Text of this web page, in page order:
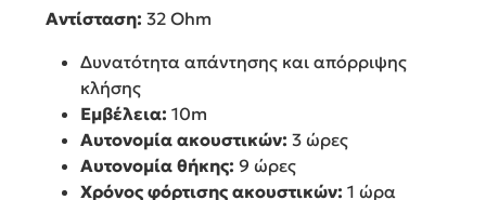
Αντίσταση: 32 Ohm
Δυνατότητα απάντησης και απόρριψης
κλήσης
Εμβέλεια: 10m
Αυτονομία ακουστικών: 3 ώρες
Αυτονομία θήκης: 9 ώρες
Χρόνος φόρτισης ακουστικών: 1 ώρα